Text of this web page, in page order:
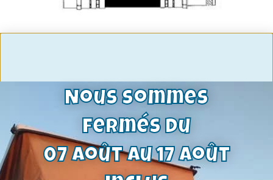
Flexible de frein arrière | Taunus P4
12m
27,78€
Nous sommes
fermés du
07 août au 17 août